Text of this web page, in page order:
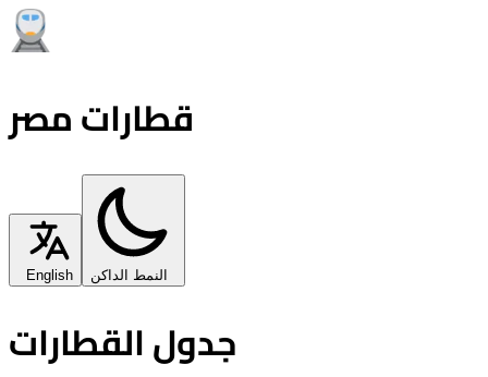
قطارات مصر
English النمط الداكن
جدول القطارات